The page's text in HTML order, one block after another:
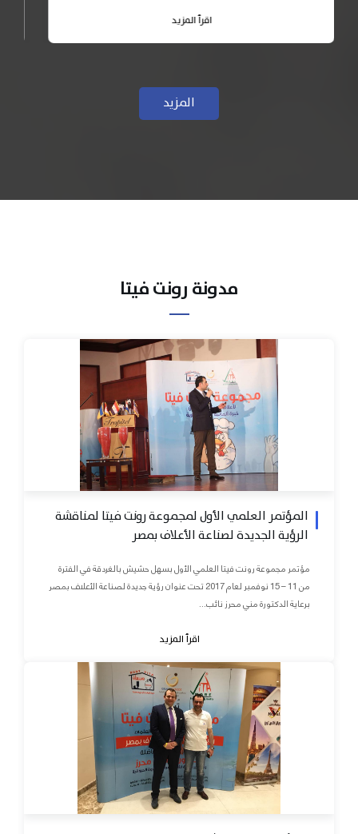
اقرأ المزيد
المزيد
مدونة رونت فيتا
المؤتمر العلمي الأول لمجموعة رونت فيتا لمناقشة
الرؤية الجديدة لصناعة الأعلاف بمصر
مؤتمر مجموعة رونت فيتا العلمي الأول بسهل حشيش بالغردقة في الفترة
من 11 – 15 نوفمبر لعام 2017 تحت عنوان رؤية جديدة لصناعة الأعلاف بمصر
برعاية الدكتورة مني محرز نائب...
اقرأ المزيد